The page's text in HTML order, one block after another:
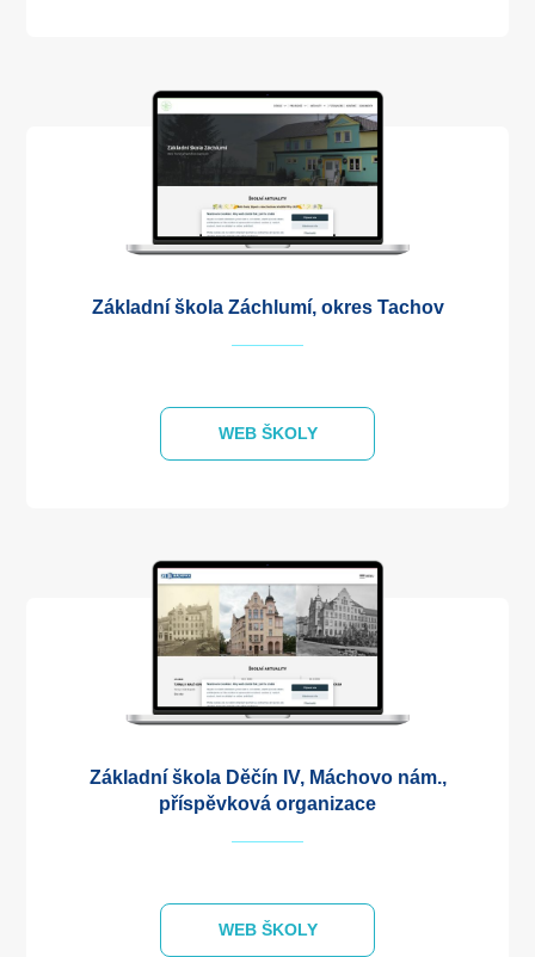
Základní škola Záchlumí, okres Tachov
WEB ŠKOLY
Základní škola Děčín IV, Máchovo nám.,
příspěvková organizace
WEB ŠKOLY